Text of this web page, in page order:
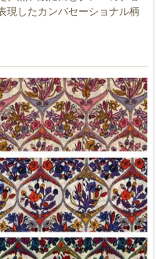
現したカンバセーショナル柄